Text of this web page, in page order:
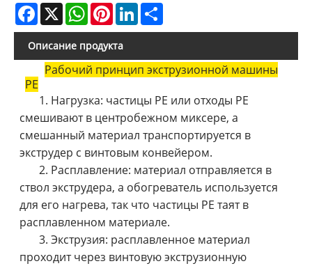
Facebook
X WhatsAppPinterestLinkedIn
Описание продукта
Рабочий принцип экструзионной машины
PE
1. Нагрузка: частицы PE или отходы PE
смешивают в центробежном миксере, а
смешанный материал транспортируется в
экструдер с винтовым конвейером.
2. Расплавление: материал отправляется в
ствол экструдера, а обогреватель используется
для его нагрева, так что частицы PE таят в
расплавленном материале.
3. Экструзия: расплавленное материал
проходит через винтовую экструзионную